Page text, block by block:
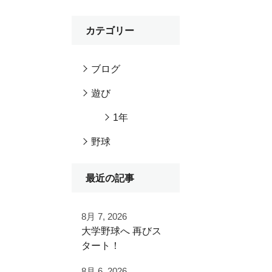
カテゴリー
ブログ
遊び
1年
野球
最近の記事
8月 7, 2026
⁡大学野球へ⁡ 再びス
タート！⁡